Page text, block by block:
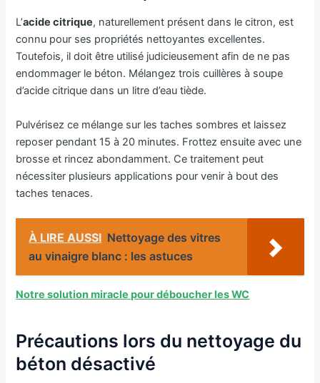
L’acide citrique, naturellement présent dans le citron, est
connu pour ses propriétés nettoyantes excellentes.
Toutefois, il doit être utilisé judicieusement afin de ne pas
endommager le béton. Mélangez trois cuillères à soupe
d’acide citrique dans un litre d’eau tiède.
Pulvérisez ce mélange sur les taches sombres et laissez
reposer pendant 15 à 20 minutes. Frottez ensuite avec une
brosse et rincez abondamment. Ce traitement peut
nécessiter plusieurs applications pour venir à bout des
taches tenaces.
À LIRE AUSSI Nettoyage des vitres
au vinaigre blanc : les astuces
Notre solution miracle pour déboucher les WC
Précautions lors du nettoyage du
béton désactivé